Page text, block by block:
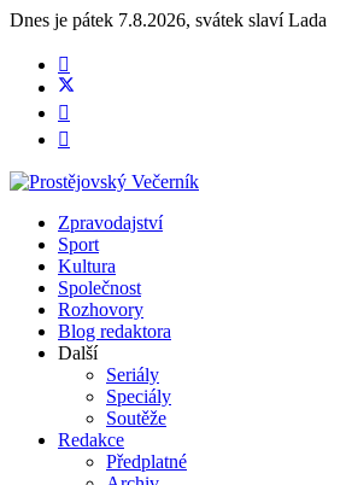
Dnes je pátek 7.8.2026, svátek slavíLada
Zpravodajství
Sport
Kultura
Společnost
Rozhovory
Blog redaktora
Další
Seriály
Speciály
Soutěže
Redakce
Předplatné